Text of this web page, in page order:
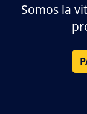
Somos la